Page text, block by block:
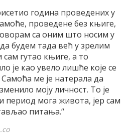
година проведених у
проведене без књиге,
са оним што носим у
будем тада већ у зрелим
гутао књиге, а то
је као увело лишће које се
ме је натерала да
моју личност. То је
период мога живота, јер сам
питања.“